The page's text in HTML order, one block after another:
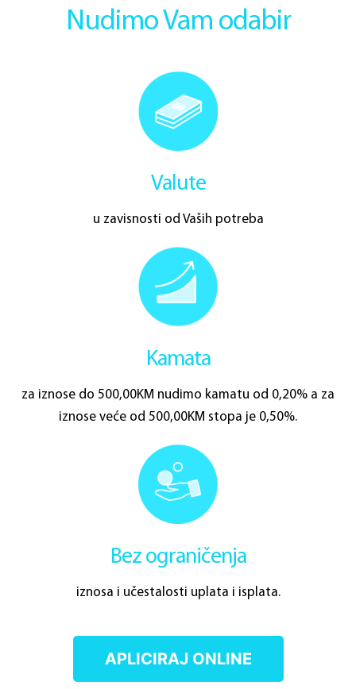
Nudimo Vam odabir
Valute
u zavisnosti od Vaših potreba
Kamata
za iznose do 500,00KM nudimo kamatu od 0,20% a za
iznose veće od 500,00KM stopa je 0,50%.
Bez ograničenja
iznosa i učestalosti uplata i isplata.
APLICIRAJ ONLINE